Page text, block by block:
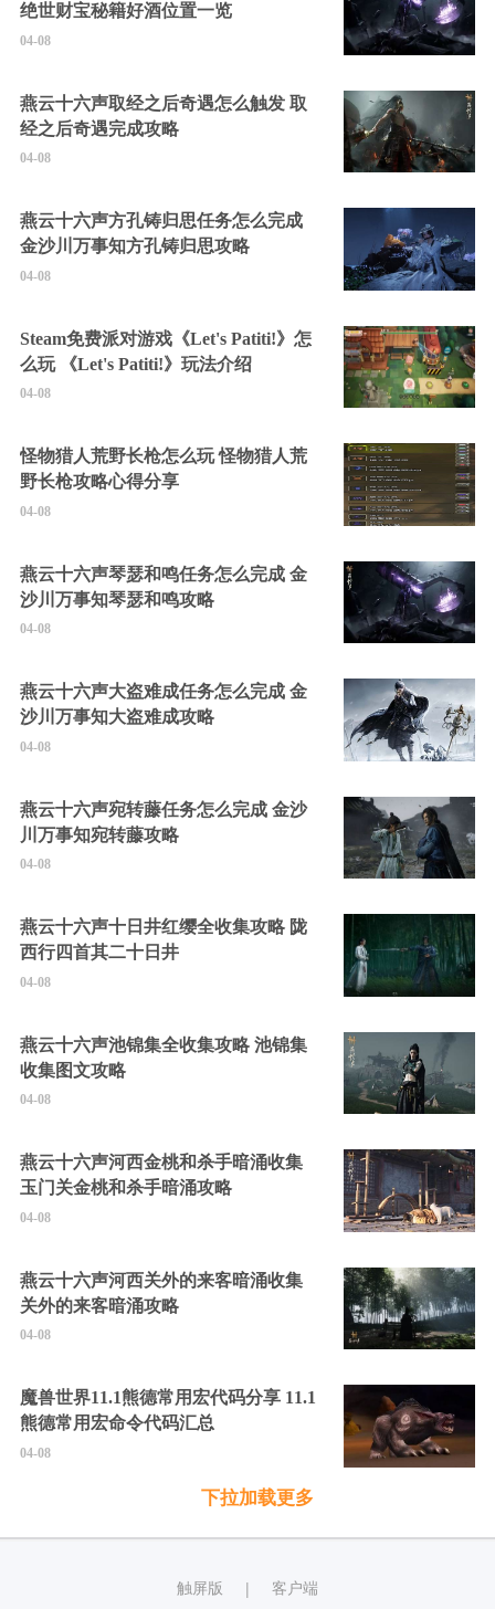
绝世财宝秘籍好酒位置一览
04-08
燕云十六声取经之后奇遇怎么触发 取
经之后奇遇完成攻略
04-08
燕云十六声方孔铸归思任务怎么完成
金沙川万事知方孔铸归思攻略
04-08
Steam免费派对游戏《Let's Patiti!》怎
么玩 《Let's Patiti!》玩法介绍
04-08
怪物猎人荒野长枪怎么玩 怪物猎人荒
野长枪攻略心得分享
04-08
燕云十六声琴瑟和鸣任务怎么完成 金
沙川万事知琴瑟和鸣攻略
04-08
燕云十六声大盗难成任务怎么完成 金
沙川万事知大盗难成攻略
04-08
燕云十六声宛转藤任务怎么完成 金沙
川万事知宛转藤攻略
04-08
燕云十六声十日井红缨全收集攻略 陇
西行四首其二十日井
04-08
燕云十六声池锦集全收集攻略 池锦集
收集图文攻略
04-08
燕云十六声河西金桃和杀手暗涌收集
玉门关金桃和杀手暗涌攻略
04-08
燕云十六声河西关外的来客暗涌收集
关外的来客暗涌攻略
04-08
魔兽世界11.1熊德常用宏代码分享 11.1
熊德常用宏命令代码汇总
04-08
下拉加载更多
触屏版 | 客户端